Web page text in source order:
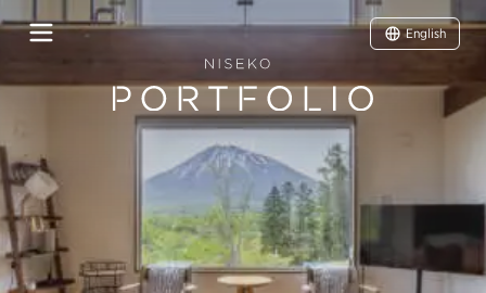
English